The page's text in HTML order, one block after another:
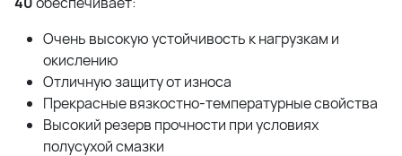
Очень высокую устойчивость к нагрузкам и
окислению
Отличную защиту от износа
Прекрасные вязкостно-температурные свойства
Высокий резерв прочности при условиях
полусухой смазки